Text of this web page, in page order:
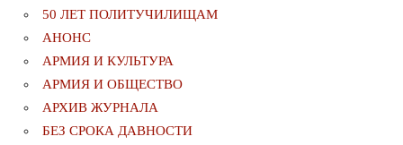
50 ЛЕТ ПОЛИТУЧИЛИЩАМ
АНОНС
АРМИЯ И КУЛЬТУРА
АРМИЯ И ОБЩЕСТВО
АРХИВ ЖУРНАЛА
БЕЗ СРОКА ДАВНОСТИ